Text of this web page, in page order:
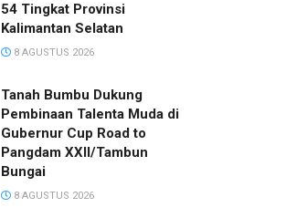
54 Tingkat Provinsi
Kalimantan Selatan
8 AGUSTUS 2026
Tanah Bumbu Dukung
Pembinaan Talenta Muda di
Gubernur Cup Road to
Pangdam XXII/Tambun
Bungai
8 AGUSTUS 2026